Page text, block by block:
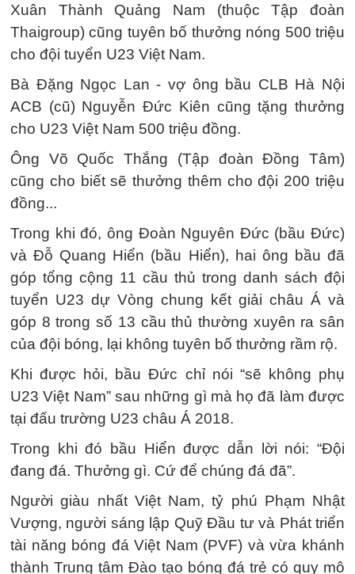
Xuân Thành Quảng Nam (thuộc Tập đoàn
Thaigroup) cũng tuyên bố thưởng nóng 500 triệu
cho đội tuyển U23 Việt Nam.
Bà Đặng Ngọc Lan - vợ ông bầu CLB Hà Nội
ACB (cũ) Nguyễn Đức Kiên cũng tặng thưởng
cho U23 Việt Nam 500 triệu đồng.
Ông Võ Quốc Thắng (Tập đoàn Đồng Tâm)
cũng cho biết sẽ thưởng thêm cho đội 200 triệu
đồng...
Trong khi đó, ông Đoàn Nguyên Đức (bầu Đức)
và Đỗ Quang Hiển (bầu Hiển), hai ông bầu đã
góp tổng cộng 11 cầu thủ trong danh sách đội
tuyển U23 dự Vòng chung kết giải châu Á và
góp 8 trong số 13 cầu thủ thường xuyên ra sân
của đội bóng, lại không tuyên bố thưởng rầm rộ.
Khi được hỏi, bầu Đức chỉ nói “sẽ không phụ
U23 Việt Nam” sau những gì mà họ đã làm được
tại đấu trường U23 châu Á 2018.
Trong khi đó bầu Hiển được dẫn lời nói: “Đội
đang đá. Thưởng gì. Cứ để chúng đá đã”.
Người giàu nhất Việt Nam, tỷ phú Phạm Nhật
Vượng, người sáng lập Quỹ Đầu tư và Phát triển
tài năng bóng đá Việt Nam (PVF) và vừa khánh
thành Trung tâm Đào tạo bóng đá trẻ có quy mô